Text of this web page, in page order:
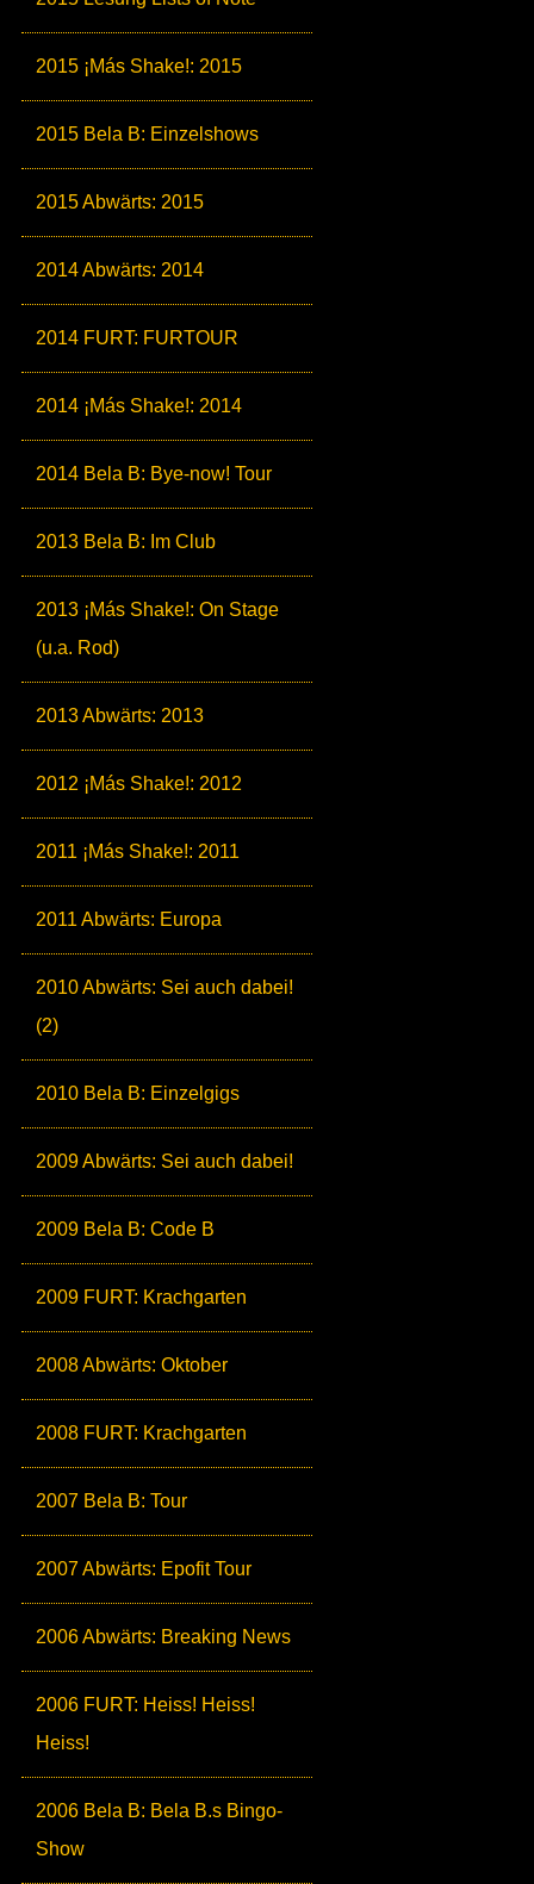
2015 ¡Más Shake!: 2015
2015 Bela B: Einzelshows
2015 Abwärts: 2015
2014 Abwärts: 2014
2014 FURT: FURTOUR
2014 ¡Más Shake!: 2014
2014 Bela B: Bye-now! Tour
2013 Bela B: Im Club
2013 ¡Más Shake!: On Stage
(u.a. Rod)
2013 Abwärts: 2013
2012 ¡Más Shake!: 2012
2011 ¡Más Shake!: 2011
2011 Abwärts: Europa
2010 Abwärts: Sei auch dabei!
(2)
2010 Bela B: Einzelgigs
2009 Abwärts: Sei auch dabei!
2009 Bela B: Code B
2009 FURT: Krachgarten
2008 Abwärts: Oktober
2008 FURT: Krachgarten
2007 Bela B: Tour
2007 Abwärts: Epofit Tour
2006 Abwärts: Breaking News
2006 FURT: Heiss! Heiss!
Heiss!
2006 Bela B: Bela B.s Bingo-
Show